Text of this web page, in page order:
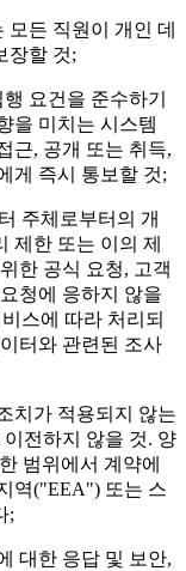
모든 직원이 개인 데
장할 것;
요건을 준수하기
을 미치는 시스템
근, 공개 또는 취득,
게 즉시 통보할 것;
주체로부터의 개
제한 또는 이의 제
한 공식 요청, 고객
청에 응하지 않을
스에 따라 처리되
터와 관련된 조사
치가 적용되지 않는
전하지 않을 것. 양
범위에서 계약에
역("EEA") 또는 스
;
대한 응답 및 보안,